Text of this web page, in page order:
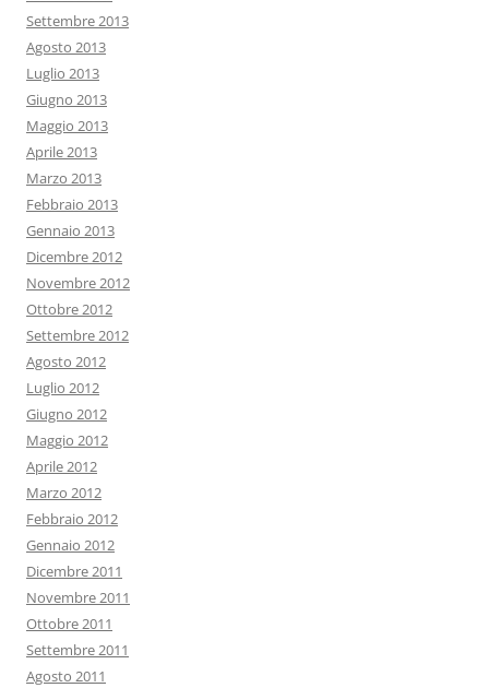
Settembre 2013
Agosto 2013
Luglio 2013
Giugno 2013
Maggio 2013
Aprile 2013
Marzo 2013
Febbraio 2013
Gennaio 2013
Dicembre 2012
Novembre 2012
Ottobre 2012
Settembre 2012
Agosto 2012
Luglio 2012
Giugno 2012
Maggio 2012
Aprile 2012
Marzo 2012
Febbraio 2012
Gennaio 2012
Dicembre 2011
Novembre 2011
Ottobre 2011
Settembre 2011
Agosto 2011